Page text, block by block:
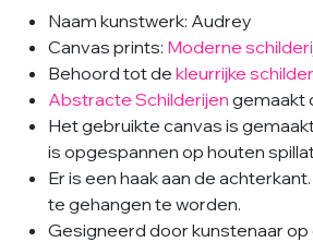
Naam kunstwerk: Audrey
Canvas prints: Moderne
Behoord tot de kleurrijke
Abstracte Schilderijen gemaakt
Het gebruikte canvas is
is opgespannen op houten
Er is een haak aan de
te gehangen te worden.
Gesigneerd door kunstenaar